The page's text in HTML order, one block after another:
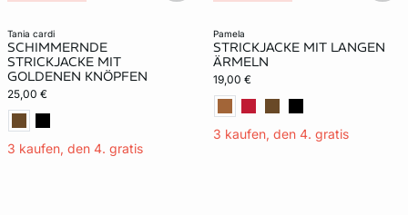
tania cardi
SCHIMMERNDE
STRICKJACKE MIT
GOLDENEN KNÖPFEN
25,00 €
3 kaufen, den 4. gratis
pamela
STRICKJACKE MIT LANGEN
ÄRMELN
19,00 €
3 kaufen, den 4. gratis